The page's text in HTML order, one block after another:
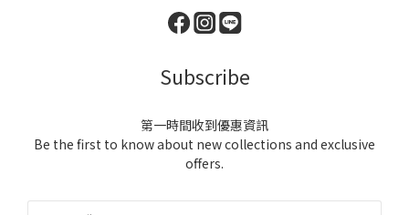
Subscribe
第一時間收到優惠資訊
Be the first to know about new collections and exclusive
offers.